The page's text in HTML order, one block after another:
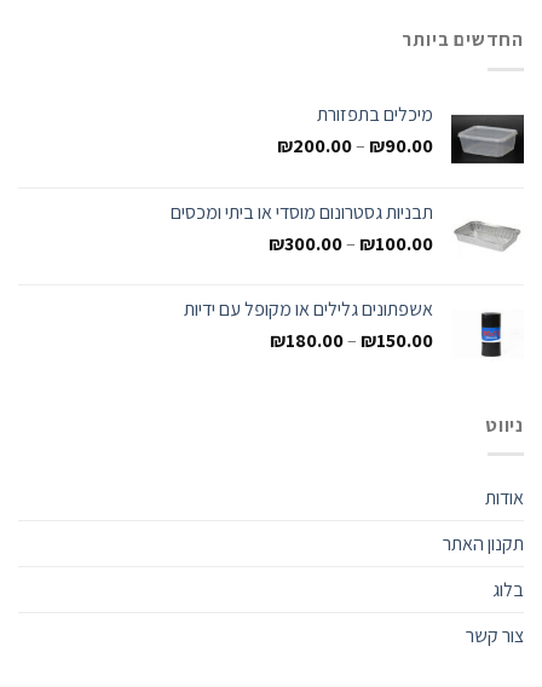
החדשים ביותר
מיכלים בתפזורת
₪90.00
–
₪200.00
תבניות גסטרונום מוסדי או ביתי ומכסים
₪100.00
–
₪300.00
אשפתונים גלילים או מקופל עם ידיות
₪150.00
–
₪180.00
ניווט
אודות
תקנון האתר
בלוג
צור קשר